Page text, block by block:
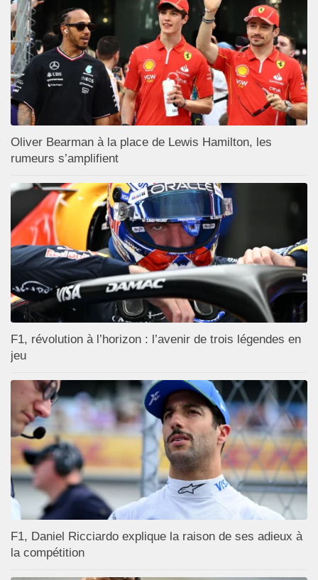
Oliver Bearman à la place de Lewis Hamilton, les
rumeurs s’amplifient
F1, révolution à l’horizon : l’avenir de trois légendes en
jeu
F1, Daniel Ricciardo explique la raison de ses adieux à
la compétition